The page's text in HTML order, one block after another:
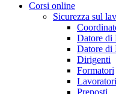
Corsi online
Sicurezza sul
Datore di
Datore di
Dirigenti
Formatori
Lavoratori
Preposti